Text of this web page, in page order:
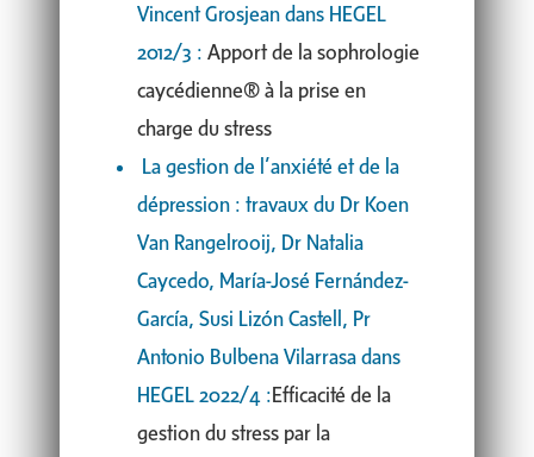
Vincent Grosjean dans HEGEL
2012/3 :Apport de la sophrologie
caycédienne® à la prise en
charge du stress
La gestion de l’anxiété et de la
dépression : travaux du Dr Koen
Van Rangelrooij, Dr Natalia
Caycedo, María-José Fernández-
García, Susi Lizón Castell, Pr
Antonio Bulbena Vilarrasa dans
HEGEL 2022/4 :Efficacité de la
gestion du stress par la